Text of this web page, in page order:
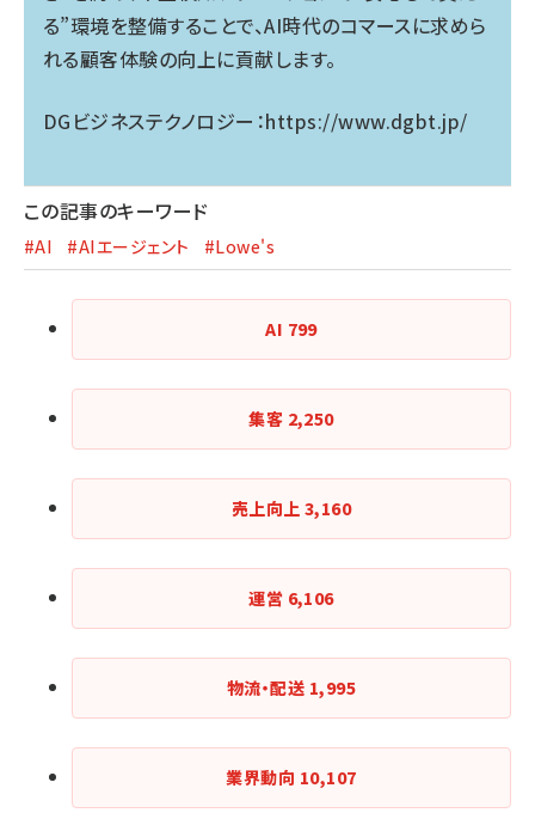
る”環境を整備することで、AI時代のコマースに求めら
れる顧客体験の向上に貢献します。
DGビジネステクノロジー：https://www.dgbt.jp/
この記事のキーワード
#AI #AIエージェント #Lowe's
AI 799
集客 2,250
売上向上 3,160
運営 6,106
物流・配送 1,995
業界動向 10,107